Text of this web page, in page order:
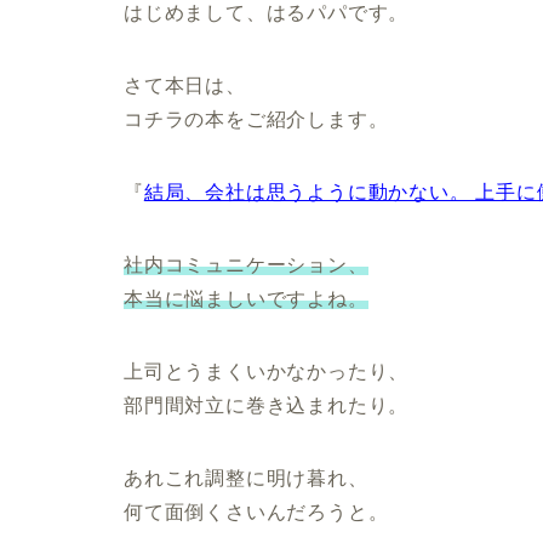
はじめまして、はるパパです。
さて本日は、
コチラの本をご紹介します。
『結局、会社は思うように動かない。 上手
社内コミュニケーション、
本当に悩ましいですよね。
上司とうまくいかなかったり、
部門間対立に巻き込まれたり。
あれこれ調整に明け暮れ、
何て面倒くさいんだろうと。